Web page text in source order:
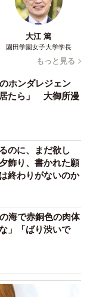
大江 篤
園田学園女子大学学長
もっと見る
ホンダレジェン
たら」 大御所漫
のに、まだ欲し
飾り、書かれた願
終わりがないのか
海で赤銅色の肉体
」「ばり渋いで